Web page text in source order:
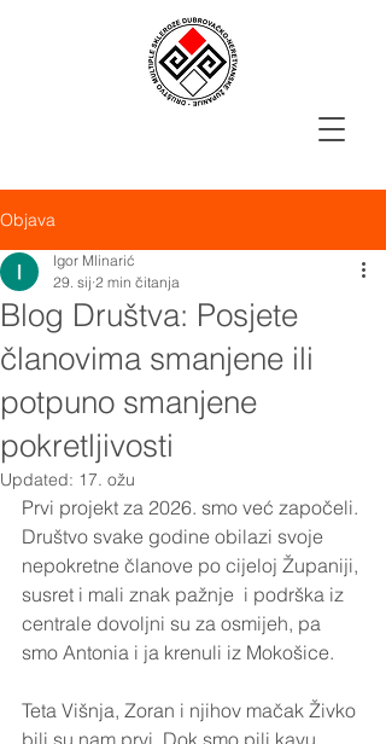
Objava
Blog Društva: Posjete
članovima smanjene ili
potpuno smanjene
pokretljivosti
Igor Mlinarić
29. sij 2 min čitanja
Updated: 17. ožu
Prvi projekt za 2026. smo već započeli.
Društvo svake godine obilazi svoje
nepokretne članove po cijeloj Županiji,
susret i mali znak pažnje  i podrška iz
centrale dovoljni su za osmijeh, pa
smo Antonia i ja krenuli iz Mokošice.
Teta Višnja, Zoran i njihov mačak Živko
bili su nam prvi. Dok smo pili kavu